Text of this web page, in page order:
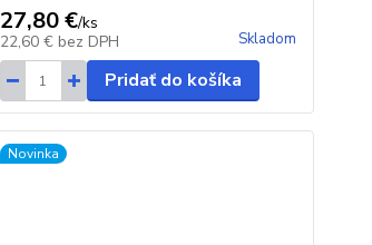
27,80 €/ks
22,60 € bez DPH Skladom
Pridať do košíka
Novinka